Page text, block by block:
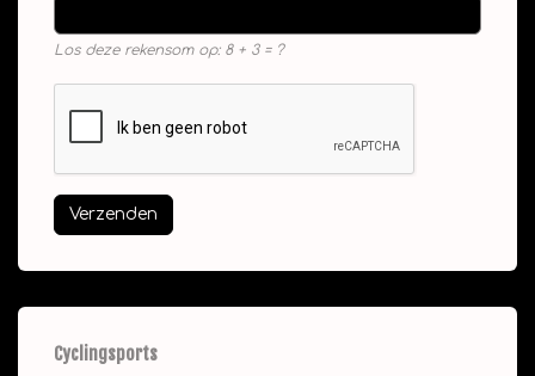
Los deze rekensom op: 8 + 3 = ?
Verzenden
Cyclingsports